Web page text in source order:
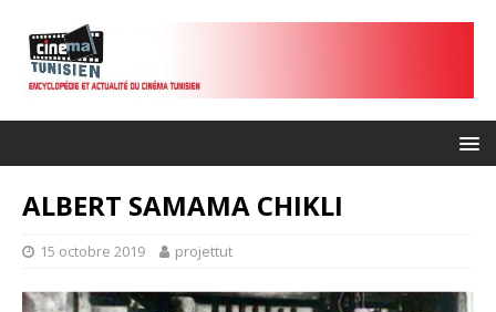
ALBERT SAMAMA CHIKLI
15 octobre 2019 projettut